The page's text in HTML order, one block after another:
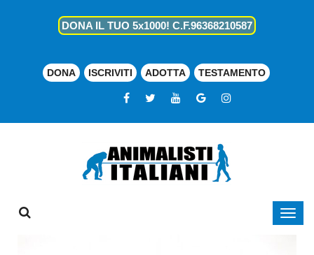
DONA IL TUO 5x1000! C.F.96368210587
DONA ISCRIVITI ADOTTA TESTAMENTO